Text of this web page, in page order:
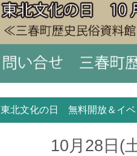
東北文化の日 無料開放＆イベ
10月28日(